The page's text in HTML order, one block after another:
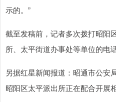
示的。”
截至发稿前，记者多次拨打昭阳
所、太平街道办事处等单位的电
另据红星新闻报道：昭通市公安
昭阳区太平派出所正在配合开展